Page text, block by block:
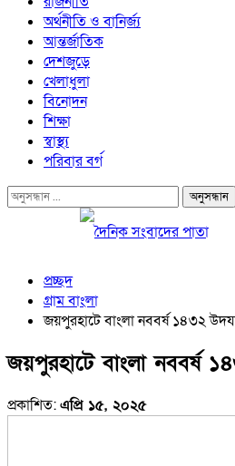
অর্থনীতি ও বানির্জ্য
আন্তর্জাতিক
দেশজুড়ে
খেলাধুলা
বিনোদন
শিক্ষা
স্বাস্থ্য
পরিবার বর্গ
প্রচ্ছদ
গ্রাম বাংলা
জয়পুরহাটে বাংলা নববর্ষ ১৪৩২
জয়পুরহাটে বাংলা নববর্ষ
প্রকাশিত:এপ্রি ১৫, ২০২৫